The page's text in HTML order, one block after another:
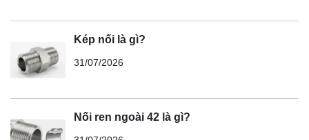
Kép nối là gì?
31/07/2026
Nối ren ngoài 42 là gì?